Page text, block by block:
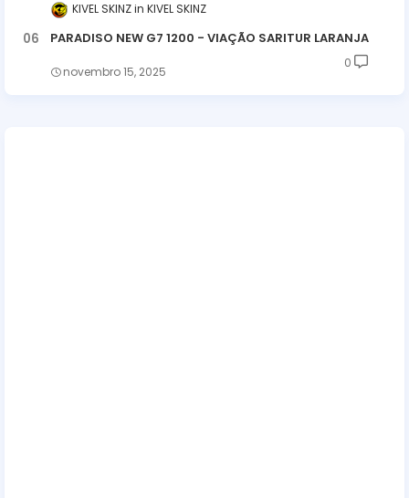
KIVEL SKINZ KIVEL SKINZ
PARADISO NEW G7 1200 - VIAÇÃO SARITUR LARANJA
novembro 15, 2025
0